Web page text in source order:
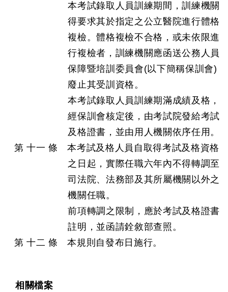
本考試錄取人員訓練期間，訓練機關
得要求其於指定之公立醫院進行體格
複檢。體格複檢不合格，或未依限進
行複檢者，訓練機關應函送公務人員
保障暨培訓委員會(以下簡稱保訓會)
廢止其受訓資格。
本考試錄取人員訓練期滿成績及格，
經保訓會核定後，由考試院發給考試
及格證書，並由用人機關依序任用。
第 十一 條 本考試及格人員自取得考試及格資格
之日起，實際任職六年內不得轉調至
司法院、法務部及其所屬機關以外之
機關任職。
前項轉調之限制，應於考試及格證書
註明，並函請銓敘部查照。
第 十二 條 本規則自發布日施行。
相關檔案